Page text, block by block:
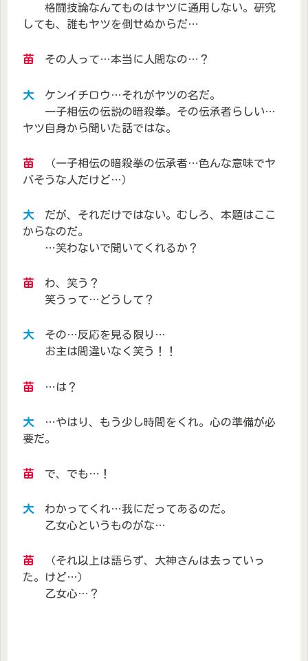
格闘技論なんてものはヤツに通用しない。研究
しても、誰もヤツを倒せぬからだ…
苗 その人って…本当に人間なの…？
大ケンイチロウ…それがヤツの名だ。
一子相伝の伝説の暗殺拳。その伝承者らしい…
ヤツ自身から聞いた話ではな。
苗 （一子相伝の暗殺拳の伝承者…色んな意味でヤ
バそうな人だけど…）
大だが、それだけではない。むしろ、本題はここ
からなのだ。
…笑わないで聞いてくれるか？
苗 わ、笑う？
笑うって…どうして？
大その…反応を見る限り…
お主は間違いなく笑う！！
苗 …は？
大…やはり、もう少し時間をくれ。心の準備が必
要だ。
苗 で、でも…！
大わかってくれ…我にだってあるのだ。
乙女心というものがな…
苗 （それ以上は語らず、大神さんは去っていっ
た。けど…）
乙女心…？